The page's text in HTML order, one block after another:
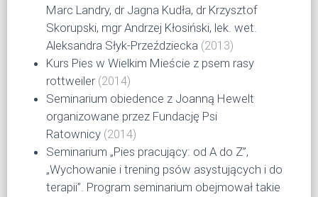
Marc Landry, dr Jagna Kudła, dr Krzysztof
Skorupski, mgr Andrzej Kłosiński, lek. wet.
Aleksandra Słyk-Przeździecka (2013)
Kurs Pies w Wielkim Mieście z psem rasy
rottweiler (2014)
Seminarium obiedence z Joanną Hewelt
organizowane przez Fundację Psi
Ratownicy (2014)
Seminarium „Pies pracujący: od A do Z”,
„Wychowanie i trening psów asystujących i do
terapii”. Program seminarium obejmował takie